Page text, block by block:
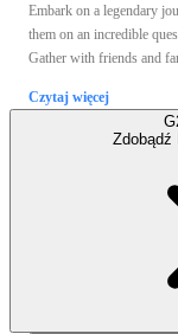
Embark on a legendary
them on an incredible
Gather with friends and
Czytaj więcej
Zdobądź